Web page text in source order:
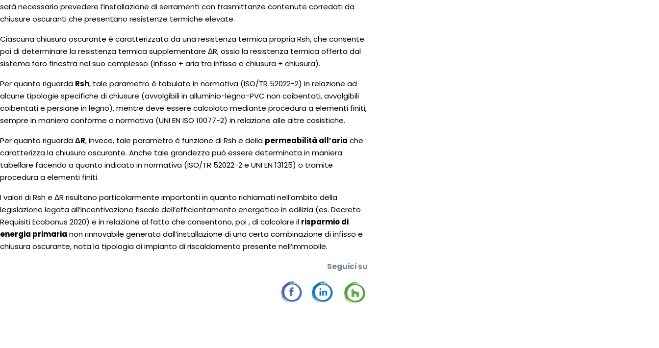
sarà necessario prevedere l’installazione di serramenti con trasmittanze contenute corredati da
chiusure oscuranti che presentano resistenze termiche elevate.
Ciascuna chiusura oscurante è caratterizzata da una resistenza termica propria Rsh, che consente
poi di determinare la resistenza termica supplementare ΔR, ossia la resistenza termica offerta dal
sistema foro finestra nel suo complesso (infisso + aria tra infisso e chiusura + chiusura).
Per quanto riguarda Rsh, tale parametro è tabulato in normativa (ISO/TR 52022-2) in relazione ad
alcune tipologie specifiche di chiusure (avvolgibili in alluminio-legno-PVC non coibentati, avvolgibili
coibentati e persiane in legno), mentre deve essere calcolato mediante procedura a elementi finiti,
sempre in maniera conforme a normativa (UNI EN ISO 10077-2) in relazione alle altre casistiche.
Per quanto riguardaΔR, invece, tale parametro è funzione di Rsh e della permeabilità all’aria che
caratterizza la chiusura oscurante. Anche tale grandezza può essere determinata in maniera
tabellare facendo a quanto indicato in normativa (ISO/TR 52022-2 e UNI EN 13125) o tramite
procedura a elementi finiti.
I valori di Rsh e ΔR risultano particolarmente importanti in quanto richiamati nell’ambito della
legislazione legata all’incentivazione fiscale dell’efficientamento energetico in edilizia (es. Decreto
Requisiti Ecobonus 2020) e in relazione al fatto che consentono, poi , di calcolare il risparmio di
energia primaria non rinnovabile generato dall’installazione di una certa combinazione di infisso e
chiusura oscurante, nota la tipologia di impianto di riscaldamento presente nell’immobile.
Seguici su